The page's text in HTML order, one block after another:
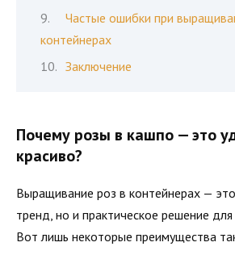
Частые ошибки при
контейнерах
Заключение
Почему розы в кашпо — это
красиво?
Выращивание роз в контейнерах —
тренд, но и практическое решение
Вот лишь некоторые преимущества